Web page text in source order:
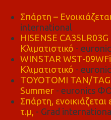
Σπάρτη –
international
HISENSE
Κλιματιστικό -
WINSTAR WST-
Κλιματιστικό -
TOYOTOMI TAN/
Summer - euronics
Σπάρτη,
τ.μ, - Grad